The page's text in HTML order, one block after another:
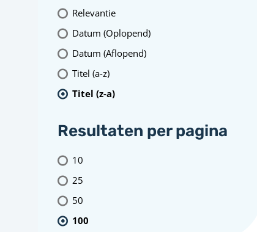
Relevantie
Datum (Oplopend)
Datum (Aflopend)
Titel (a-z)
Titel (z-a)
Resultaten per pagina
10
25
50
100